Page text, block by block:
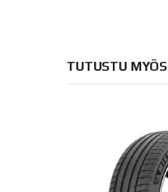
TUTUSTU MYÖS